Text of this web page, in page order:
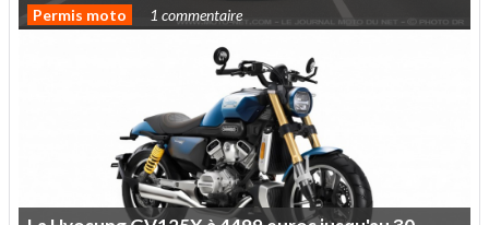
Permis moto 1 commentaire